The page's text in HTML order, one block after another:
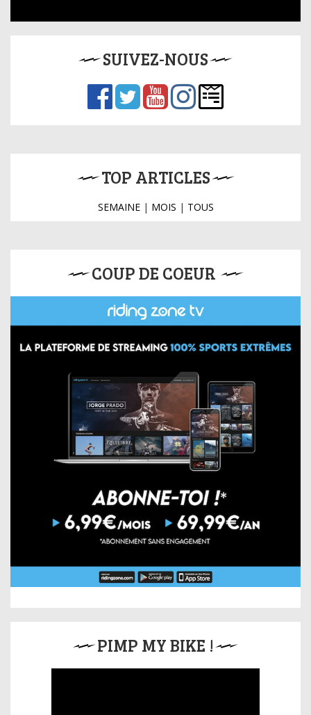
SUIVEZ-NOUS
TOP ARTICLES
SEMAINE| MOIS | TOUS
COUP DE COEUR
PIMP MY BIKE !